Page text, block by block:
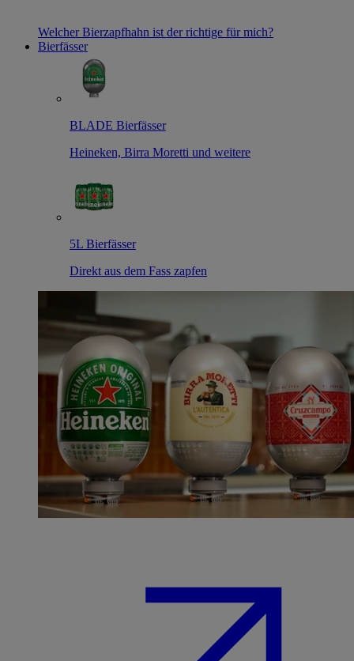
Welcher Bierzapfhahn ist der richtige für mich?
Bierfässer
BLADE Bierfässer
Heineken, Birra Moretti und weitere
5L Bierfässer
Direkt aus dem Fass zapfen